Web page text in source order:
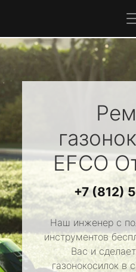
EFCO
+7 (812)
Наш инженер с
инструментов
Вас и
газонокосилок в